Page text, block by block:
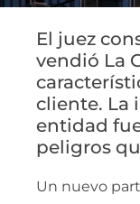
El juez
vendió La
cliente. La
entidad
peligros
Un nuevo